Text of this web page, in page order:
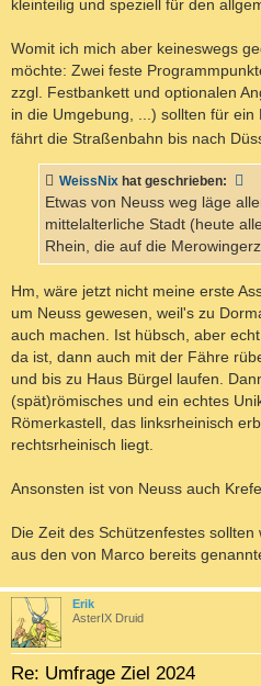
kleinteilig und speziell für den
Womit ich mich aber keineswegs
möchte: Zwei feste
zzgl. Festbankett und optionalen
in die Umgebung, ...) sollten für
fährt die Straßenbahn bis nach
WeissNix hat geschrieben:
Etwas von Neuss weg läge
mittelalterliche Stadt (heute
Rhein, die auf die
Hm, wäre jetzt nicht meine erste
um Neuss gewesen, weil's zu
auch machen. Ist hübsch, aber
da ist, dann auch mit der Fähre
und bis zu Haus Bürgel laufen.
(spät)römisches und ein echtes
Römerkastell, das linksrheinisch
rechtsrheinisch liegt.
Ansonsten ist von Neuss auch
Die Zeit des Schützenfestes sollten
aus den von Marco bereits
Erik
AsterIX Druid
Re: Umfrage Ziel 2024